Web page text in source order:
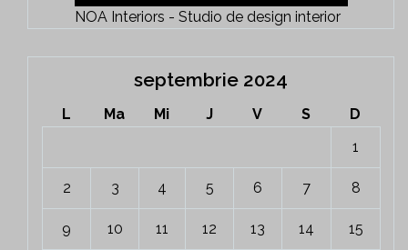
NOA Interiors - Studio de design interior
septembrie 2024
L Ma Mi J V S
D
1
2 3 4 5 6 7 8
9 10 11 12 13 14 15